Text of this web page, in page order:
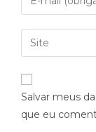
Salvar meus
que eu